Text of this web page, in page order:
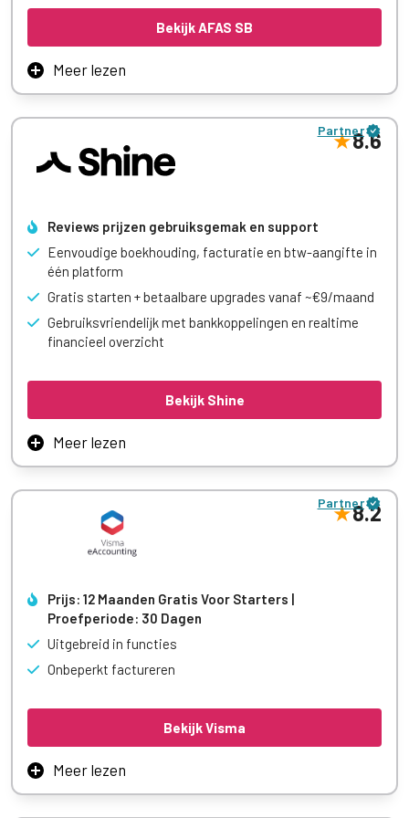
onderneming volledig gratis gebruik van alle functies. Zo
kun je je administratie professioneel opzetten zonder
kosten.
Meer leren
Bekijk AFAS SB
Meer lezen
AFAS maakt software voor grote organisaties als
ziekenhuizen en overheden, maar hebben nu ook een klein-
zakelijke oplossing. Hierin vind je de geavanceerde
oplossingen van AFAS terug, in een vereenvoudigde
weergave. Het is een wat duurder pakket, maar wél een
Meer leren
Partner8.6
Reviews prijzen gebruiksgemak en support
Eenvoudige boekhouding, facturatie en btw-aangifte in
één platform
Gratis starten + betaalbare upgrades vanaf ~€9/maand
Gebruiksvriendelijk met bankkoppelingen en realtime
financieel overzicht
Bekijk Shine
Meer lezen
Shine is een sterke keuze voor zzp’ers en kleine bedrijven:
het combineert boekhouding, facturatie en btw-aangifte in
één gebruiksvriendelijk platform met automatische
bankkoppelingen. Je kunt gratis starten en later upgraden
naar betaalbare plannen vanaf ca. €11/maand, en veel
Meer leren
Partner8.2
Prijs: 12 Maanden Gratis Voor Starters |
Proefperiode: 30 Dagen
Uitgebreid in functies
Onbeperkt factureren
Bekijk Visma
Meer lezen
Visma eAccounting is geschikt voor zzp’ers met een iets